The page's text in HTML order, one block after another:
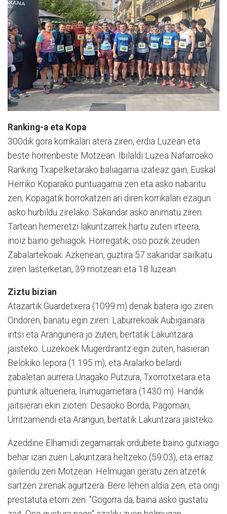
Ranking-a eta Kopa
300dik gora korrikalari atera ziren, erdia Luzean eta
beste horrenbeste Motzean. Ibilaldi Luzea Nafarroako
Ranking Txapelketarako baliagarria izateaz gain, Euskal
Herriko Koparako puntuagarria zen eta asko nabaritu
zen, Kopagatik borrokatzen ari diren korrikalari ezagun
asko hurbildu zirelako. Sakandar asko animatu ziren.
Tartean hemeretzi lakuntzarrek hartu zuten irteera,
inoiz baino gehiagok. Horregatik, oso pozik zeuden
Zabalartekoak. Azkenean, guztira 57 sakandar sailkatu
ziren lasterketan, 39 motzean eta 18 luzean.
Ziztu bizian
Atazartik Guardetxera (1099 m) denak batera igo ziren.
Ondoren, banatu egin ziren. Laburrekoak Aubigainara
iritsi eta Arangunera jo zuten, bertatik Lakuntzara
jaisteko. Luzekoek Mugerdirantz egin zuten, hasieran
Belokiko lepora (1.195 m), eta Aralarko belardi
zabaletan aurrera Unagako Putzura, Txorrotxetara eta
punturik altuenera, Irumugarrietara (1430 m). Handik
jaitsierari ekin zioten: Desaoko Borda, Pagomari,
Urritzamendi eta Arangun, bertatik Lakuntzara jaisteko.
Azeddine Elhamidi zegamarrak ordubete baino gutxiago
behar izan zuen Lakuntzara heltzeko (59:03), eta erraz
gailendu zen Motzean. Helmugan geratu zen atzetik
sartzen zirenak agurtzera. Bere lehen aldia zen, eta ongi
prestatuta etorri zen. "Gogorra da, baina asko gustatu